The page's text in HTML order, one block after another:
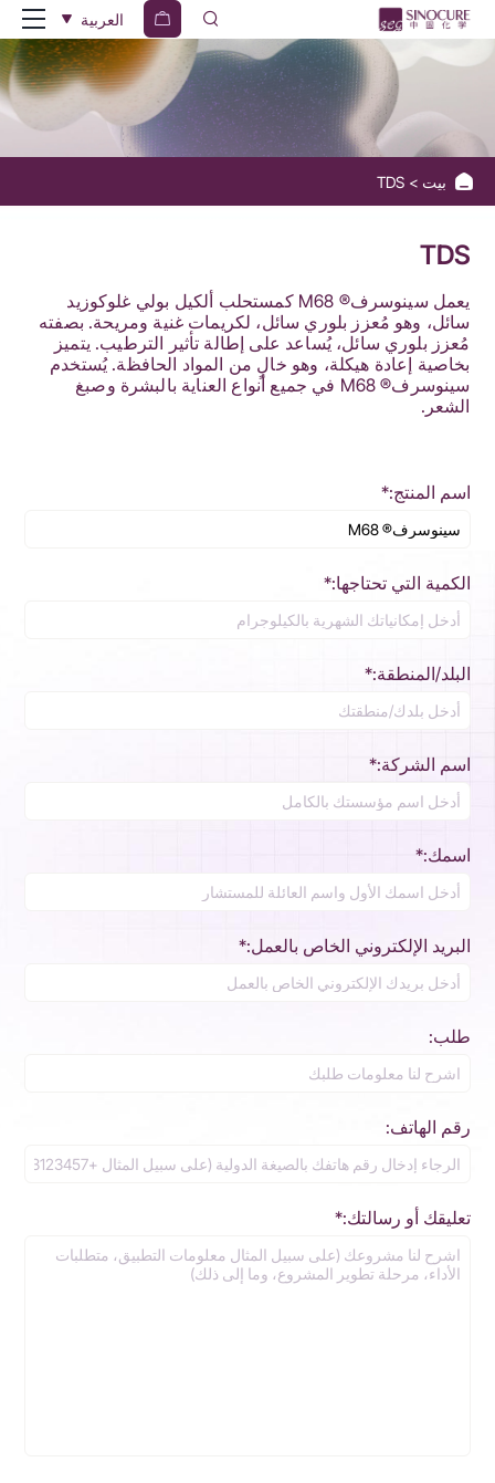
مجموعة
سينوكيور
الكيميائية
العربية
بيت TDS
TDS
يعمل سينوسرف® M68 كمستحلب ألكيل بولي غلوكوزيد
سائل، وهو مُعزز بلوري سائل، لكريمات غنية ومريحة. بصفته
مُعزز بلوري سائل، يُساعد على إطالة تأثير الترطيب. يتميز
بخاصية إعادة هيكلة، وهو خالٍ من المواد الحافظة. يُستخدم
سينوسرف® M68 في جميع أنواع العناية بالبشرة وصبغ
الشعر.
اسم المنتج:*
الكمية التي تحتاجها:*
البلد/المنطقة:*
اسم الشركة:*
اسمك:*
البريد الإلكتروني الخاص بالعمل:*
طلب:
رقم الهاتف:
تعليقك أو رسالتك:*